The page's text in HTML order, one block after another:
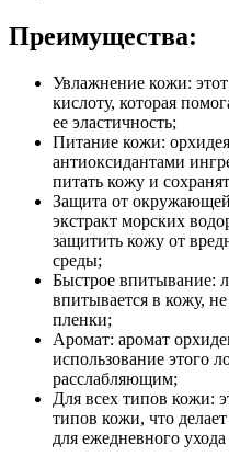
Преимущества:
Увлажнение кожи:
кислоту, которая
ее эластичность;
Питание кожи:
антиоксидантами
питать кожу и
Защита от
экстракт морских
защитить кожу от
среды;
Быстрое впитывание:
впитывается в кожу,
пленки;
Аромат: аромат
использование этого
расслабляющим;
Для всех типов кожи:
типов кожи, что
для ежедневного ухода